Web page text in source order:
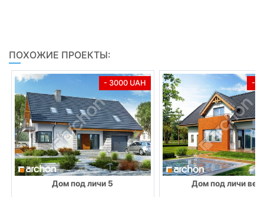
ПОХОЖИЕ ПРОЕКТЫ:
- 3000 UAH
Дом под личи 5
-
Дом под личи